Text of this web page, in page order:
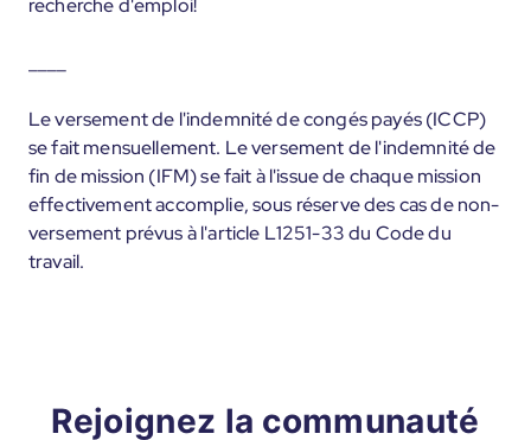
recherche d'emploi!
Le versement de l'indemnité de congés payés (ICCP)
se fait mensuellement. Le versement de l'indemnité de
fin de mission (IFM) se fait à l'issue de chaque mission
effectivement accomplie, sous réserve des cas de non-
versement prévus à l'article L1251-33 du Code du
travail.
Rejoignez la communauté